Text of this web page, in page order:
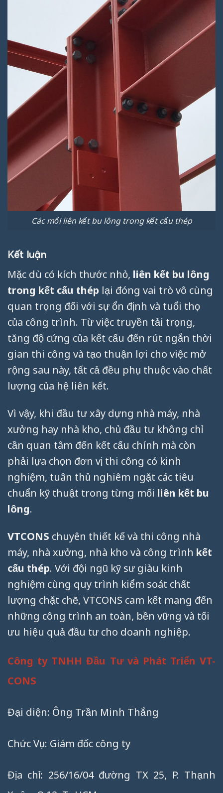
Các mối liên kết bu lông trong kết cấu thép
Kết luận
Mặc dù có kích thước nhỏ, liên kết bu lông
trong kết cấu thép lại đóng vai trò vô cùng
quan trọng đối với sự ổn định và tuổi thọ
của công trình. Từ việc truyền tải trọng,
tăng độ cứng của kết cấu đến rút ngắn thời
gian thi công và tạo thuận lợi cho việc mở
rộng sau này, tất cả đều phụ thuộc vào chất
lượng của hệ liên kết.
Vì vậy, khi đầu tư xây dựng nhà máy, nhà
xưởng hay nhà kho, chủ đầu tư không chỉ
cần quan tâm đến kết cấu chính mà còn
phải lựa chọn đơn vị thi công có kinh
nghiệm, tuân thủ nghiêm ngặt các tiêu
chuẩn kỹ thuật trong từng mối liên kết bu
lông.
VTCONS chuyên thiết kế và thi công nhà
máy, nhà xưởng, nhà kho và công trình kết
cấu thép. Với đội ngũ kỹ sư giàu kinh
nghiệm cùng quy trình kiểm soát chất
lượng chặt chẽ, VTCONS cam kết mang đến
những công trình an toàn, bền vững và tối
ưu hiệu quả đầu tư cho doanh nghiệp.
Công ty TNHH Đầu Tư và Phát Triển VT-
CONS
Đại diện: Ông Trần Minh Thắng
Chức Vụ: Giám đốc công ty
Địa chỉ: 256/16/04 đường TX 25, P. Thạnh